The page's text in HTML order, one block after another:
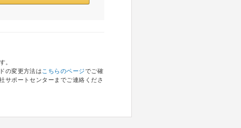
。
の変更方法はこちらのページでご確
サポートセンターまでご連絡くださ